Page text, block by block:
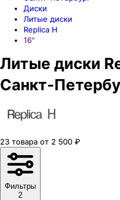
Диски
Литые диски
Replica H
16"
Литые диски
Санкт-
23 товара от 2 500 ₽
Фильтры
2